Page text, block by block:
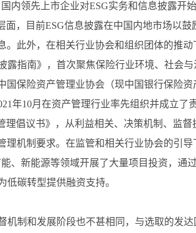
内领先上市企业对ESG实务和信息披露开
，目前ESG信息披露在中国内地市场以鼓
此外，在相关行业协会和组织团体的推动
指南》，首次聚焦保险行业环境、社会
保险资产管理业协会（现中国银行保险资
年10月在资产管理行业率先组织并成立了
倡议书》，从利益相关、决策机制、监
机制要求。在监管和相关行业协会的引
、新能源等领域开展了大量项目投资，通
碳转型提供融资支持。
制和发展阶段也不甚相同，与选取的发达